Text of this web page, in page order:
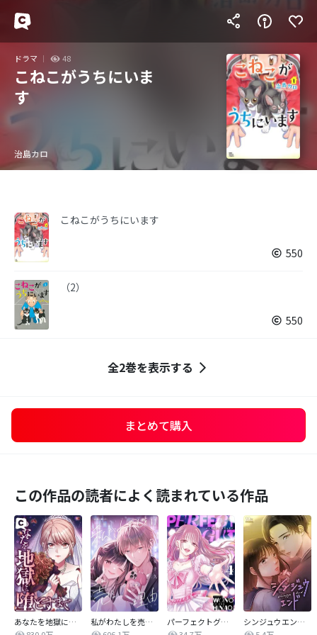
ドラマ 48
こねこがうちにいま
す
治島カロ
こねこがうちにいます
550
（2）
550
全2巻を表示する
まとめて購入
この作品の読者によく読まれている作品
あなたを地獄に堕とすまで
私がわたしを売る理由
パーフェクトグリッター
シンジュウエンド【タテヨミ】